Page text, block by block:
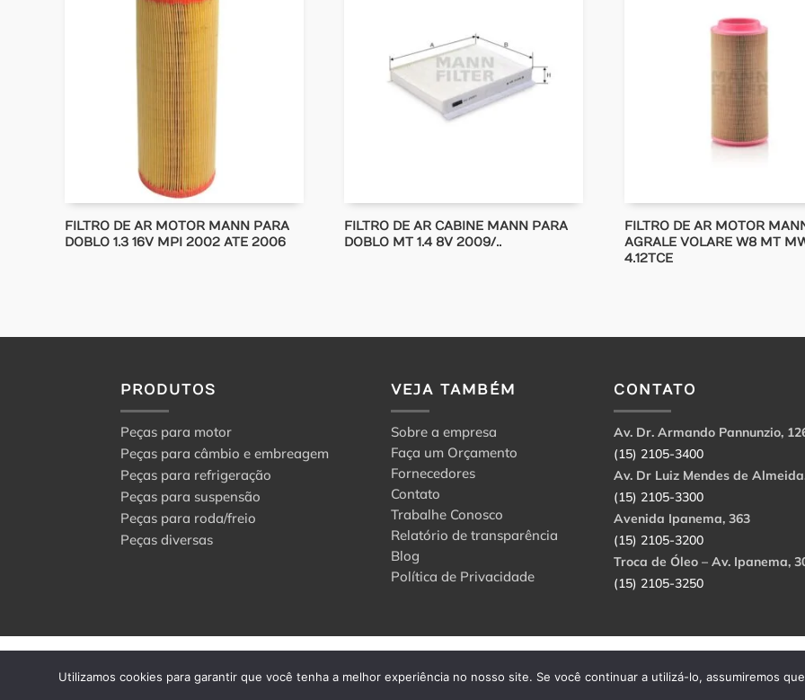
FILTRO DE AR MOTOR MANN PARA
DOBLO 1.3 16V MPI 2002 ATE 2006
FILTRO DE AR CABINE MANN PARA
DOBLO MT 1.4 8V 2009/..
FILTRO DE AR MOTOR
AGRALE VOLARE W8 MT
4.12TCE
PRODUTOS
Peças para motor
Peças para câmbio e embreagem
Peças para refrigeração
Peças para suspensão
Peças para roda/freio
Peças diversas
VEJA TAMBÉM
Sobre a empresa
Faça um Orçamento
Fornecedores
Contato
Trabalhe Conosco
Relatório de transparência
Blog
Política de Privacidade
CONTATO
Av. Dr. Armando Pannunzio,
(15) 2105-3400
Av. Dr Luiz Mendes de
(15) 2105-3300
Avenida Ipanema, 363
(15) 2105-3200
Troca de Óleo – Av. Ipanema,
(15) 2105-3250
Todos os direitos reservados.
Utilizamos cookies para garantir que você tenha a melhor experiência no nosso site. Se você continuar a utilizá-lo, assumiremos